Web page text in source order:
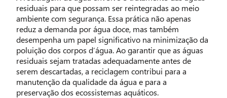
residuais para que possam ser reintegradas ao meio
ambiente com segurança. Essa prática não apenas
reduz a demanda por água doce, mas também
desempenha um papel significativo na minimização da
poluição dos corpos d’água. Ao garantir que as águas
residuais sejam tratadas adequadamente antes de
serem descartadas, a reciclagem contribui para a
manutenção da qualidade da água e para a
preservação dos ecossistemas aquáticos.